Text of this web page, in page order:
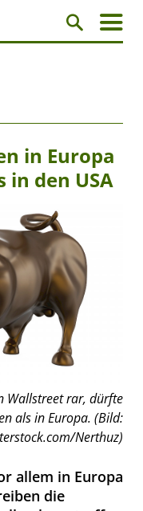
in Europa
den USA
Wallstreet rar, dürfte
als in Europa. (Bild:
Nerthuz)
allem in Europa
die